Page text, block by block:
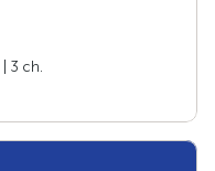
| 3 ch.